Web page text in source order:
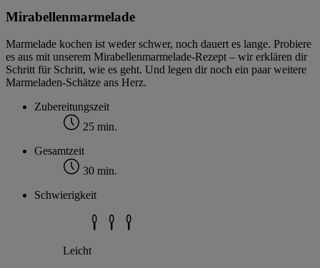
Mirabellenmarmelade
Marmelade kochen ist weder schwer, noch dauert es lange. Probiere
es aus mit unserem Mirabellenmarmelade-Rezept – wir erklären dir
Schritt für Schritt, wie es geht. Und legen dir noch ein paar weitere
Marmeladen-Schätze ans Herz.
Zubereitungszeit
25 min.
Gesamtzeit
30 min.
Schwierigkeit
Leicht